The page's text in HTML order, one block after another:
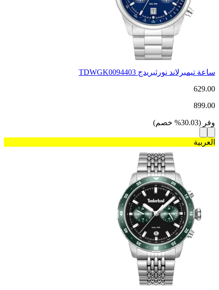
ساعة تيمبرلاند نورثبريدج TDWGK0094403
629.00
899.00
وفر (
30.03
% خصم)
العربية